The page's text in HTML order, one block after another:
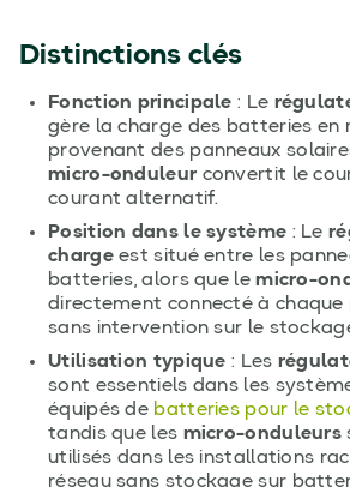
Distinctions clés
Fonction principale : Le
gère la charge des batteries en
provenant des panneaux
micro-onduleur convertit le
courant alternatif.
Position dans le système : Le
chargeest situé entre les
batteries, alors que lemicro-
directement connecté à chaque
sans intervention sur le
Utilisation typique : Les
sont essentiels dans les
équipés de batteries pour le
tandis que les micro-onduleurs
utilisés dans les installations
réseau sans stockage sur